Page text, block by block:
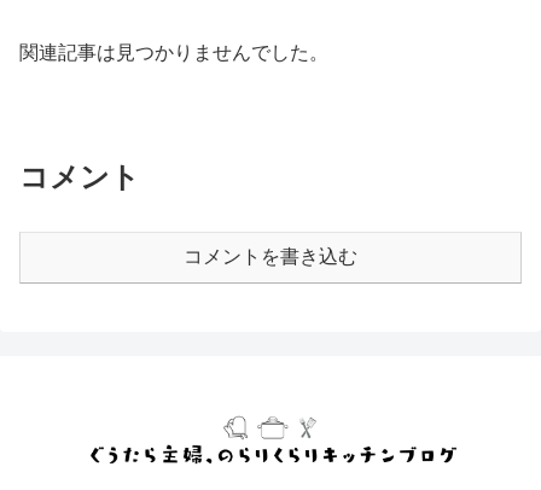
関連記事は見つかりませんでした。
コメント
コメントを書き込む